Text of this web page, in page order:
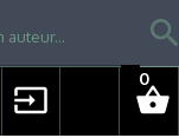
input shopping_basket
0